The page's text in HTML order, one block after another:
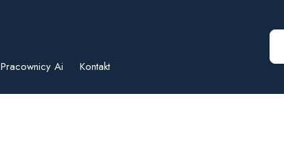
Pracownicy Ai Kontakt